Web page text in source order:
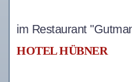
im Restaurant
HOTEL HÜBNER